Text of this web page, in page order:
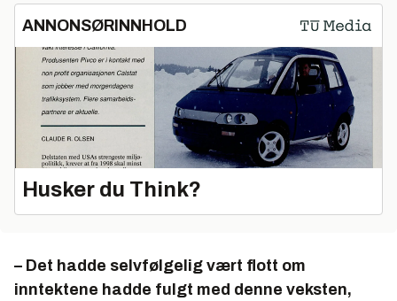
ANNONSØRINNHOLD
Husker du Think?
– Det hadde selvfølgelig vært flott om
inntektene hadde fulgt med denne veksten,